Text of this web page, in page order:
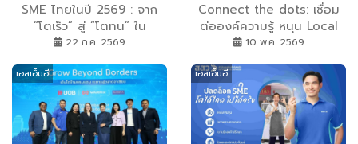
SME ไทยในปี 2569 : จาก
“โตเร็ว” สู่ “โตทน” ใน
เศรษฐกิจที่ไม่แน่นอน
22 ก.ค. 2569
Connect the dots: เชื่อม
ต่อองค์ความรู้ หนุน Local
Enterprises ยกระดับ
10 พ.ค. 2569
เอสเอ็มอี เอสเอ็มอี